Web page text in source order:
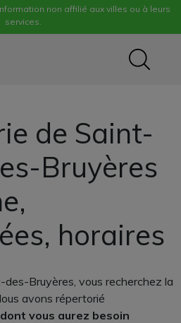
non affilié aux villes ou à leurs
services.
de Saint-
Bruyères
horaires
Bruyères, vous recherchez la
avons répertorié
vous aurez besoin